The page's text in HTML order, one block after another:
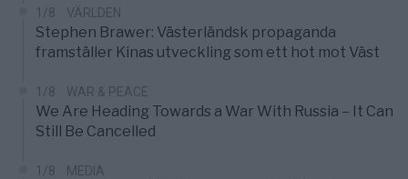
1/8 VÄRLDEN
Stephen Brawer: Västerländsk propaganda
framställer Kinas utveckling som ett hot mot Väst
1/8 WAR & PEACE
We Are Heading Towards a War With Russia – It Can
Still Be Cancelled
1/8 MEDIA